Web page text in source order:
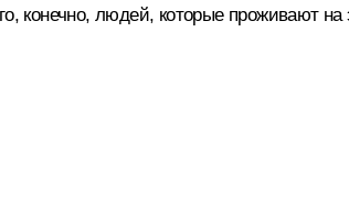
конечно, людей, которые проживают